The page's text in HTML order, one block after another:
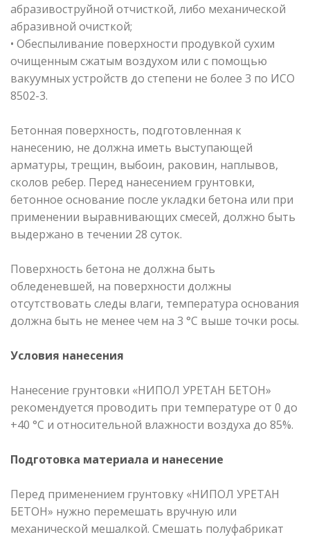
абразивоструйной отчисткой, либо механической
абразивной очисткой;
• Обеспыливание поверхности продувкой сухим
очищенным сжатым воздухом или с помощью
вакуумных устройств до степени не более 3 по ИСО
8502-3.
Бетонная поверхность, подготовленная к
нанесению, не должна иметь выступающей
арматуры, трещин, выбоин, раковин, наплывов,
сколов ребер. Перед нанесением грунтовки,
бетонное основание после укладки бетона или при
применении выравнивающих смесей, должно быть
выдержано в течении 28 суток.
Поверхность бетона не должна быть
обледеневшей, на поверхности должны
отсутствовать следы влаги, температура основания
должна быть не менее чем на 3 °С выше точки росы.
Условия нанесения
Нанесение грунтовки «НИПОЛ УРЕТАН БЕТОН»
рекомендуется проводить при температуре от 0 до
+40 °С и относительной влажности воздуха до 85%.
Подготовка материала и нанесение
Перед применением грунтовку «НИПОЛ УРЕТАН
БЕТОН» нужно перемешать вручную или
механической мешалкой. Смешать полуфабрикат